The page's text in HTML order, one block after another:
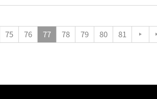
75 76 77 78 79 80 81